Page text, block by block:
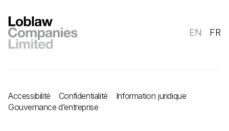
EN FR
Accessibilité Confidentialité
Information juridique
Gouvernance d’entreprise